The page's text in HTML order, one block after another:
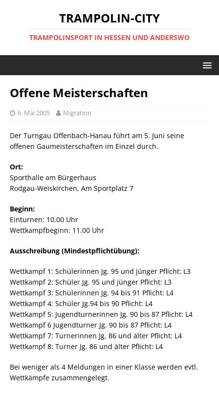
TRAMPOLIN-CITY
TRAMPOLINSPORT IN HESSEN UND ANDERSWO
Offene Meisterschaften
6. Mai 2005 Migration
Der Turngau Offenbach-Hanau führt am 5. Juni seine
offenen Gaumeisterschaften im Einzel durch.
Ort:
Sporthalle am Bürgerhaus
Rodgau-Weiskirchen, Am Sportplatz 7
Beginn:
Einturnen: 10.00 Uhr
Wettkampfbeginn: 11.00 Uhr
Ausschreibung (Mindestpflichtübung):
Wettkampf 1: Schülerinnen Jg. 95 und jünger Pflicht: L3
Wettkampf 2: Schüler Jg. 95 und jünger Pflicht: L3
Wettkampf 3: Schülerinnen Jg. 94 bis 91 Pflicht: L4
Wettkampf 4: Schüler Jg.94 bis 90 Pflicht: L4
Wettkampf 5: Jugendturnerinnen Jg. 90 bis 87 Pflicht: L4
Wettkampf 6 Jugendturner Jg. 90 bis 87 Pflicht: L4
Wettkampf 7: Turnerinnen Jg. 86 und älter Pflicht: L4
Wettkampf 8: Turner Jg. 86 und älter Pflicht: L4
Bei weniger als 4 Meldungen in einer Klasse werden evtl.
Wettkämpfe zusammengelegt.